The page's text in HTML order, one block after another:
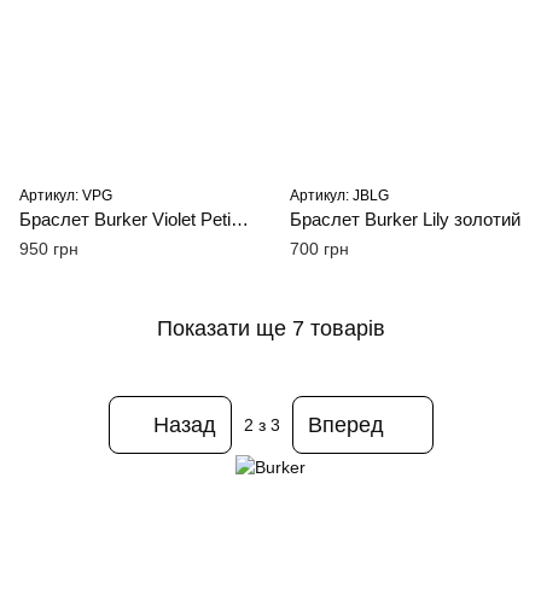
Артикул: VPG
Браслет Burker Violet Petite золотий 3мм
950 грн
Артикул: JBLG
Браслет Burker Lily золотий
700 грн
Показати ще 7 товарів
Назад 2 з 3 Вперед